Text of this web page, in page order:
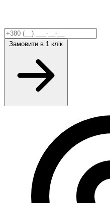
Замовити в 1 клік